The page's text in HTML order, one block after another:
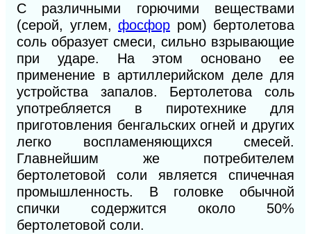
С различными горючими веществами
(серой, углем, фосфор ром) бертолетова
соль образует смеси, сильно взрывающие
при ударе. На этом основано ее
применение в артиллерийском деле для
устройства запалов. Бертолетова соль
употребляется в пиротехнике для
приготовления бенгальских огней и других
легко воспламеняющихся смесей.
Главнейшим же потребителем
бертолетовой соли является спичечная
промышленность. В головке обычной
спички содержится около 50%
бертолетовой соли.